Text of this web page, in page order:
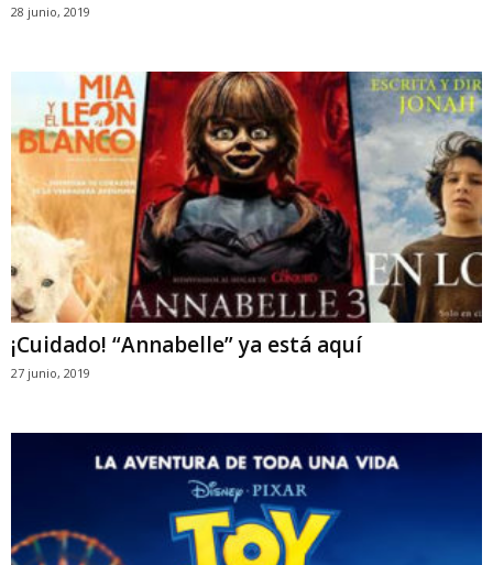
28 junio, 2019
¡Cuidado! “Annabelle” ya está aquí
27 junio, 2019